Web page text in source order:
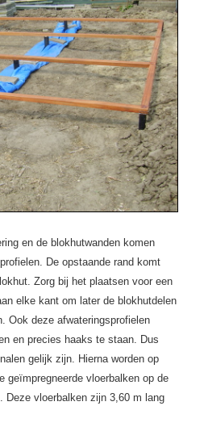
en de blokhutwanden komen
De opstaande rand komt
Zorg bij het plaatsen voor een
elke kant om later de blokhutdelen
Ook deze afwateringsprofielen
en precies haaks te staan. Dus
gelijk zijn. Hierna worden op
geïmpregneerde vloerbalken op de
Deze vloerbalken zijn 3,60 m lang